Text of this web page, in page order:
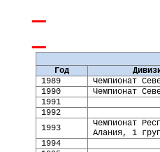
Год
1989 Чемпионат
1990
Чемпионат
1991
1992
1993
Чемпионат
Алания, 1
1994